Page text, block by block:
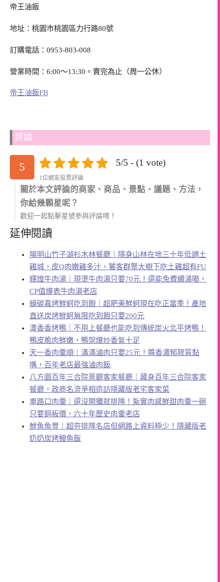
帝王油飯
地址：桃園市桃園區力行路80號
訂購電話：0953-803-008
營業時間：6:00～13:30。賣完為止（周一公休）
帝王油飯FB
評論
5 5/5 - (1 vote)
1位網友投票評論
關於本文評論的商家、商品、景點、議題、方法，
你給幾顆星呢？
歡迎一起點擊星號參與評論唷！
延伸閱讀
陽明山竹子湖杉木林餐廳｜隱身山林在地三十年低調土
雞城，皮Q肉嫩雞多汁，饕客群聚大樹下吃土雞超有FU
輝煌牛肉湯｜現燙牛肉湯只要70元！還能免費續湯喝，
CP值爆表牛肉湯老店
蠔碳嘉烤鮮蚵吃到飽｜超肥美鮮蚵現在吃正當季！產地
直送炭烤鮮蚵無限吃到飽只要200元
澤香香烤鴨｜不用上餐廳也能吃到傳統炭火北平烤鴨！
鴨皮脆肉鮮嫩，鴨架爆炒香氣十足
天一香肉羹順｜滿滿滷肉只要25元！醬香濃郁膠質黏
嘴，百年老店最強滷肉飯
八方園百年三合院景觀客家餐廳｜藏身百年三合院客家
餐廳，政商名流爭相造訪隱藏版老宅客家菜
車路口肉羹｜還沒開攤就排隊！紮實肉感鮮甜肉羹一碗
只要銅板價，六十年歷史肉羹老店
鮮魚魚豐｜超夯排隊名店但網路上資料極少！隱藏版老
奶奶炭烤鰻魚飯